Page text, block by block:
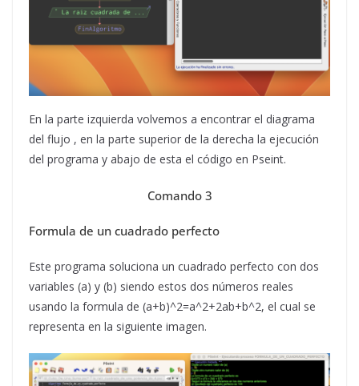
En la parte izquierda volvemos a encontrar el diagrama
del flujo , en la parte superior de la derecha la ejecución
del programa y abajo de esta el código en Pseint.
Comando 3
Formula de un cuadrado perfecto
Este programa soluciona un cuadrado perfecto con dos
variables (a) y (b) siendo estos dos números reales
usando la formula de (a+b)^2=a^2+2ab+b^2, el cual se
representa en la siguiente imagen.